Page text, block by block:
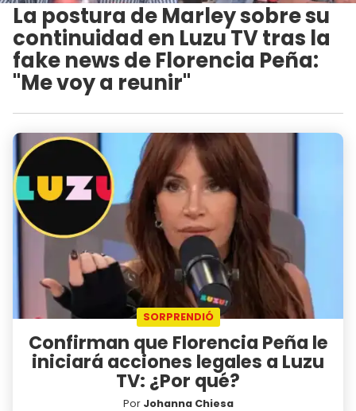
La postura de Marley sobre su
continuidad en Luzu TV tras la
fake news de Florencia Peña:
"Me voy a reunir"
SORPRENDIÓ
Confirman que Florencia Peña le
iniciará acciones legales a Luzu
TV: ¿Por qué?
Por Johanna Chiesa